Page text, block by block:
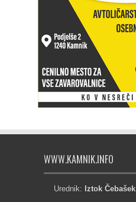
WWW.KAMNIK.INFO
Urednik: Iztok Čebašek